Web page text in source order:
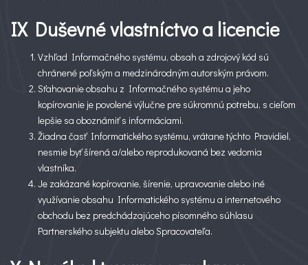
IX Duševné vlastníctvo a licencie
Vzhľad Informačného systému, obsah a zdrojový kód sú
chránené poľským a medzinárodným autorským právom.
Sťahovanie obsahu z Informačného systému a jeho
kopírovanie je povolené výlučne pre súkromnú potrebu, s cieľom
lepšie sa oboznámiť s informáciami.
Žiadna časť Informatického systému, vrátane týchto Pravidiel,
nesmie byť šírená a/alebo reprodukovaná bez vedomia
vlastníka.
Je zakázané kopírovanie, šírenie, upravovanie alebo iné
využívanie obsahu Informatického systému a internetového
obchodu bez predchádzajúceho písomného súhlasu
Partnerského subjektu alebo Spracovateľa.